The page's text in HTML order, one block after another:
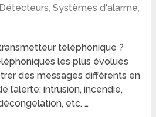
Détecteurs,Systèmes d'alarme,
téléphonique ?
les plus évolués
des messages différents en
l’alerte: intrusion, incendie,
etc. …